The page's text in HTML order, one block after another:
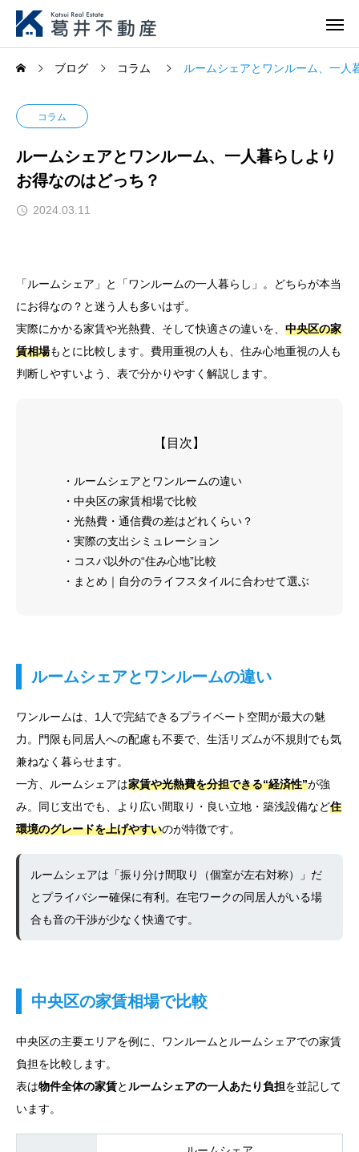
ブログ コラム ルームシェアとワンルーム、一人
コラム
ルームシェアとワンルーム、一人暮らしより
お得なのはどっち？
2024.03.11
「ルームシェア」と「ワンルームの一人暮らし」。どちらが本当
にお得なの？と迷う人も多いはず。
実際にかかる家賃や光熱費、そして快適さの違いを、 中央区の家
賃相場もとに比較します。費用重視の人も、住み心地重視の人も
判断しやすいよう、表で分かりやすく解説します。
【目次】
・ルームシェアとワンルームの違い
・中央区の家賃相場で比較
・光熱費・通信費の差はどれくらい？
・実際の支出シミュレーション
・コスパ以外の“住み心地”比較
・まとめ｜自分のライフスタイルに合わせて選ぶ
ルームシェアとワンルームの違い
ワンルームは、1人で完結できるプライベート空間が最大の魅
力。門限も同居人への配慮も不要で、生活リズムが不規則でも気
兼ねなく暮らせます。
一方、ルームシェアは家賃や光熱費を分担できる“経済性”が強
み。同じ支出でも、より広い間取り・良い立地・築浅設備など住
環境のグレードを上げやすいのが特徴です。
ルームシェアは「振り分け間取り（個室が左右対称）」だ
とプライバシー確保に有利。在宅ワークの同居人がいる場
合も音の干渉が少なく快適です。
中央区の家賃相場で比較
中央区の主要エリアを例に、ワンルームとルームシェアでの家賃
負担を比較します。
表は物件全体の家賃と ルームシェアの一人あたり負担を並記して
います。